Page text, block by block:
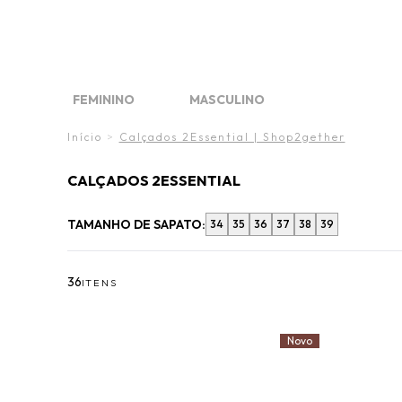
FEMININO MASCULINO
FINAL LIQUIDA WHAT´S NEW MARCAS
FINAL LIQUIDA WHAT'S NEW MARCAS
Início > Calçados 2Essential | Shop2gether
CALÇADOS 2ESSENTIAL
TAMANHO DE SAPATO: 34 35 36 37 38 39
36ITENS
Novo